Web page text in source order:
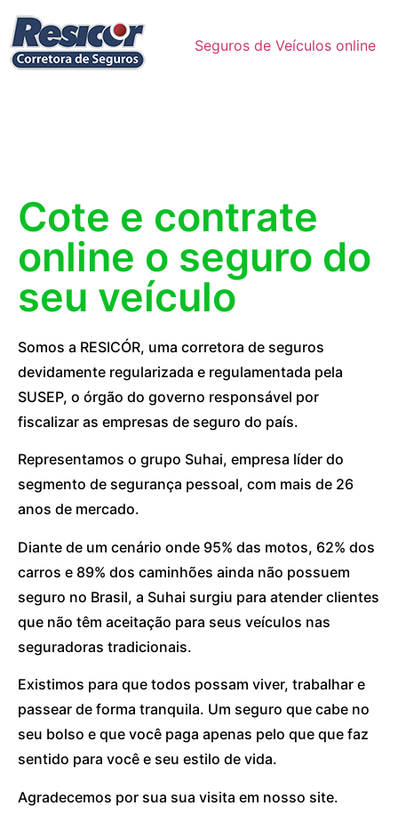
Seguros de Veículos online
Cote e contrate
online o seguro do
seu veículo
Somos a RESICÓR, uma corretora de seguros
devidamente regularizada e regulamentada pela
SUSEP, o órgão do governo responsável por
fiscalizar as empresas de seguro do país.
Representamos o grupo Suhai, empresa líder do
segmento de segurança pessoal, com mais de 26
anos de mercado.
Diante de um cenário onde 95% das motos, 62% dos
carros e 89% dos caminhões ainda não possuem
seguro no Brasil, a Suhai surgiu para atender clientes
que não têm aceitação para seus veículos nas
seguradoras tradicionais.
Existimos para que todos possam viver, trabalhar e
passear de forma tranquila. Um seguro que cabe no
seu bolso e que você paga apenas pelo que que faz
sentido para você e seu estilo de vida.
Agradecemos por sua sua visita em nosso site.